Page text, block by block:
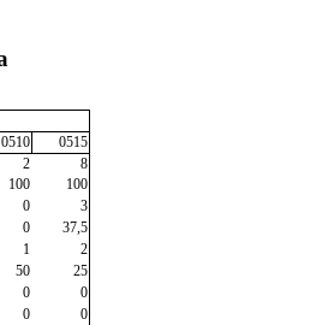
0510
0515
2
8
100
100
0
3
0
37,5
1
2
50
25
0
0
0
0